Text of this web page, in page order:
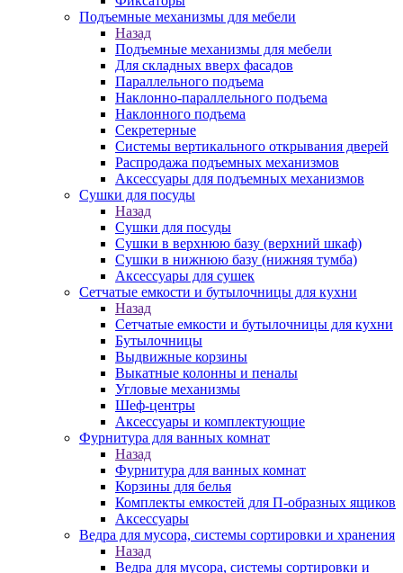
Подъемные механизмы для мебели
Назад
Подъемные механизмы для мебели
Для складных вверх фасадов
Параллельного подъема
Наклонно-параллельного подъема
Наклонного подъема
Секретерные
Системы вертикального открывания дверей
Распродажа подъемных механизмов
Аксессуары для подъемных механизмов
Сушки для посуды
Назад
Сушки для посуды
Сушки в верхнюю базу (верхний шкаф)
Сушки в нижнюю базу (нижняя тумба)
Аксессуары для сушек
Сетчатые емкости и бутылочницы для кухни
Назад
Сетчатые емкости и бутылочницы для кухни
Бутылочницы
Выдвижные корзины
Выкатные колонны и пеналы
Угловые механизмы
Шеф-центры
Аксессуары и комплектующие
Фурнитура для ванных комнат
Назад
Фурнитура для ванных комнат
Корзины для белья
Комплекты емкостей для П-образных ящиков
Аксессуары
Ведра для мусора, системы сортировки и хранения
Назад
Ведра для мусора, системы сортировки и